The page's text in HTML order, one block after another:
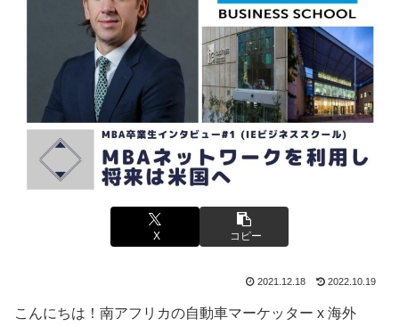
X コピー
2021.12.18 2022.10.19
こんにちは！南アフリカの自動車マーケッター x 海外